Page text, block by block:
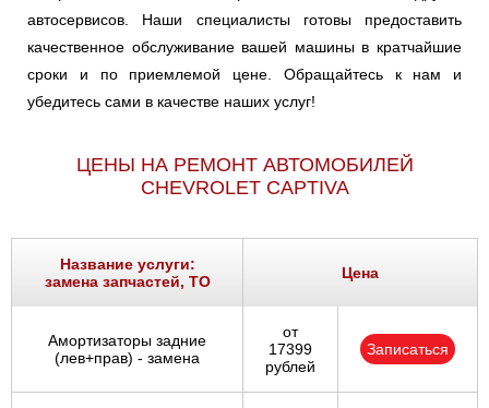
автосервисов. Наши специалисты готовы предоставить
качественное обслуживание вашей машины в кратчайшие
сроки и по приемлемой цене. Обращайтесь к нам и
убедитесь сами в качестве наших услуг!
ЦЕНЫ НА РЕМОНТ АВТОМОБИЛЕЙ
CHEVROLET CAPTIVA
Название услуги:
замена запчастей, ТО
Цена
Амортизаторы задние
(лев+прав) - замена
от
17399
рублей
Записаться